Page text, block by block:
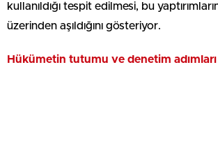
kullanıldığı tespit edilmesi, bu
üzerinden aşıldığını gösteriyor.
Hükümetin tutumu ve denetim adımları